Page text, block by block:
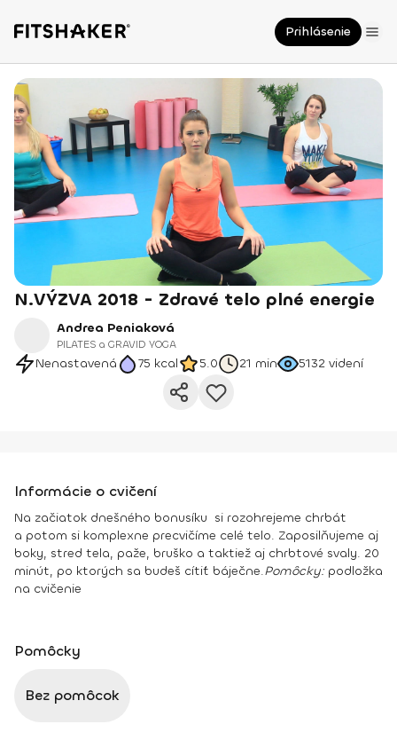
Prihlásenie
N.VÝZVA 2018 - Zdravé telo plné energie
Andrea Peniaková
PILATES a GRAVID YOGA
Nenastavená 75 kcal 5.0 21 min 5132 videní
Informácie o cvičení
Na začiatok dnešného bonusíku si rozohrejeme chrbát
a potom si komplexne precvičíme celé telo. Zaposilňujeme aj
boky, stred tela, paže, bruško a taktiež aj chrbtové svaly. 20
minút, po ktorých sa budeš cítiť báječne.Pomôcky: podložka
na cvičenie
Pomôcky
Bez pomôcok